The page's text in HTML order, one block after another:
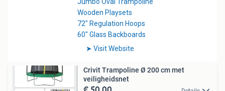
Crivit Trampoline Ø 200 cm met
veiligheidsnet